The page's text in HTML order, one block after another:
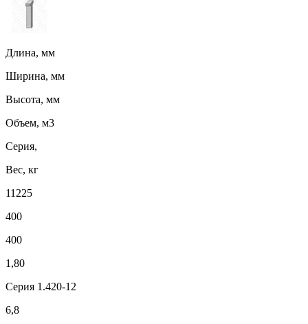
Длина, мм
Ширина, мм
Высота, мм
Объем, м3
Серия,
Вес, кг
11225
400
400
1,80
Серия 1.420-12
6,8